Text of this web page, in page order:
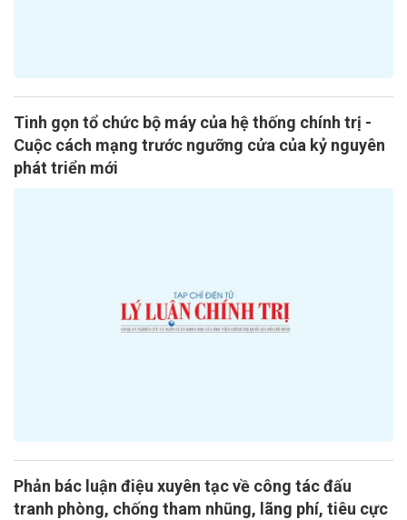
Tinh gọn tổ chức bộ máy của hệ thống chính trị -
Cuộc cách mạng trước ngưỡng cửa của kỷ nguyên
phát triển mới
Phản bác luận điệu xuyên tạc về công tác đấu
tranh phòng, chống tham nhũng, lãng phí, tiêu cực